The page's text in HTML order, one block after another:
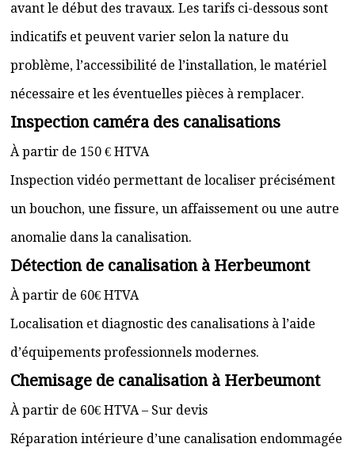
avant le début des travaux. Les tarifs ci-dessous sont
indicatifs et peuvent varier selon la nature du
problème, l’accessibilité de l’installation, le matériel
nécessaire et les éventuelles pièces à remplacer.
Inspection caméra des canalisations
À partir de 150 € HTVA
Inspection vidéo permettant de localiser précisément
un bouchon, une fissure, un affaissement ou une autre
anomalie dans la canalisation.
Détection de canalisation à Herbeumont
À partir de 60€ HTVA
Localisation et diagnostic des canalisations à l’aide
d’équipements professionnels modernes.
Chemisage de canalisation à Herbeumont
À partir de 60€ HTVA – Sur devis
Réparation intérieure d’une canalisation endommagée